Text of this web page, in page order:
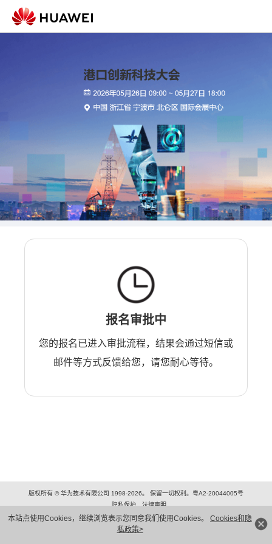
本站点使用Cookies，继续浏览表示您同意我们使用Cookies。 Cookies和隐
私政策>
报名审批中
您的报名已进入审批流程，结果会通过短信或
邮件等方式反馈给您，请您耐心等待。
版权所有 © 华为技术有限公司 1998-2026。 保留一切权利。粤A2-20044005号
隐私保护
法律声明